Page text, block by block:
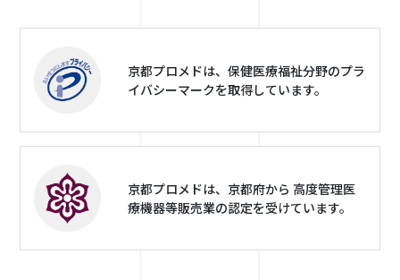
京都プロメドは、保健医療福祉分野のプラ
イバシーマークを取得しています。
京都プロメドは、京都府から 高度管理医
療機器等販売業の認定を受けています。